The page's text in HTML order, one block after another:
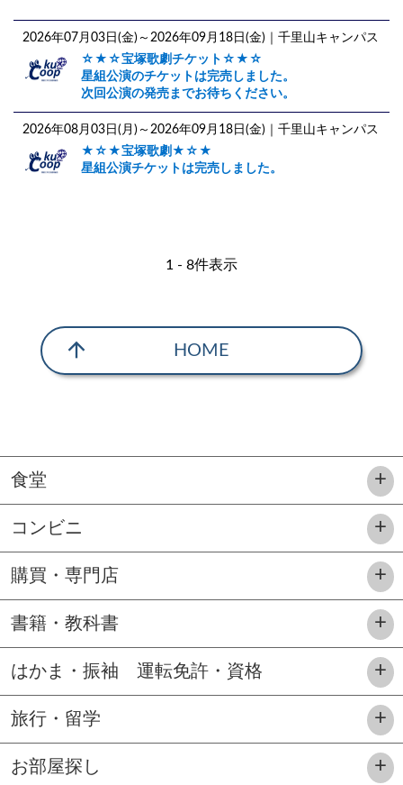
2026年07月03日(金)～2026年09月18日(金) ｜千里山キャンパス
☆★☆宝塚歌劇チケット☆★☆
星組公演のチケットは完売しました。
次回公演の発売までお待ちください。
2026年08月03日(月)～2026年09月18日(金) ｜千里山キャンパス
★☆★宝塚歌劇★☆★
星組公演チケットは完売しました。
1 - 8件表示
arrow_upward HOME
食堂
コンビニ
購買・専門店
書籍・教科書
はかま・振袖 運転免許・資格
旅行・留学
お部屋探し